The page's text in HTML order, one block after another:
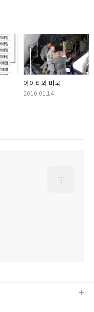
아이티와 미국
2010.01.14